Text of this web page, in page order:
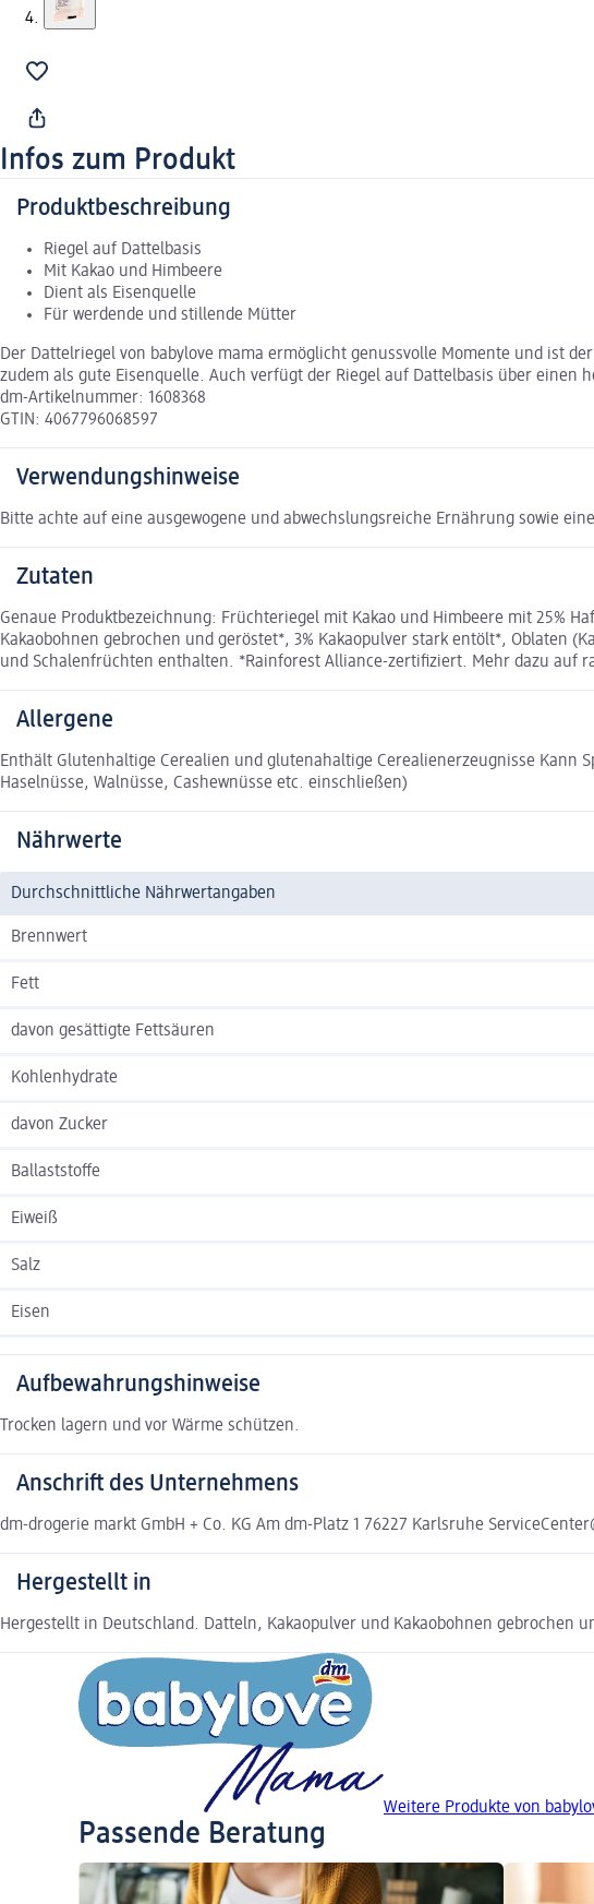
Infos zum Produkt
Produktbeschreibung
Riegel auf Dattelbasis
Mit Kakao und Himbeere
Dient als Eisenquelle
Für werdende und stillende Mütter
Der Dattelriegel von babylove mama ermöglicht genussvolle Momente und ist
zudem als gute Eisenquelle. Auch verfügt der Riegel auf Dattelbasis über
dm-Artikelnummer: 1608368
GTIN: 4067796068597
Verwendungshinweise
Bitte achte auf eine ausgewogene und abwechslungsreiche Ernährung sowie
Zutaten
Genaue Produktbezeichnung: Früchteriegel mit Kakao und Himbeere mit 25%
Kakaobohnen gebrochen und geröstet*, 3% Kakaopulver stark entölt*, Oblaten
und Schalenfrüchten enthalten. *Rainforest Alliance-zertifiziert. Mehr dazu auf
Allergene
Enthält Glutenhaltige Cerealien und glutenahaltige Cerealienerzeugnisse Kann
Haselnüsse, Walnüsse, Cashewnüsse etc. einschließen)
Nährwerte
Durchschnittliche Nährwertangaben
Brennwert
Fett
davon gesättigte Fettsäuren
Kohlenhydrate
davon Zucker
Ballaststoffe
Eiweiß
Salz
Eisen
Aufbewahrungshinweise
Trocken lagern und vor Wärme schützen.
Anschrift des Unternehmens
dm-drogerie markt GmbH + Co. KG Am dm-Platz 1 76227 Karlsruhe
Hergestellt in
Hergestellt in Deutschland. Datteln, Kakaopulver und Kakaobohnen gebrochen
Weitere Produkte von
Passende Beratung